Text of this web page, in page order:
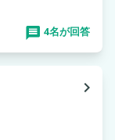
4名が回答
navigate_next